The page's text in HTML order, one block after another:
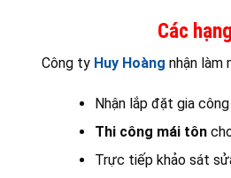
Các
Công ty Huy Hoàng nhận làm
Nhận lắp đặt gia
Thi công mái tôn
Trực tiếp khảo sát